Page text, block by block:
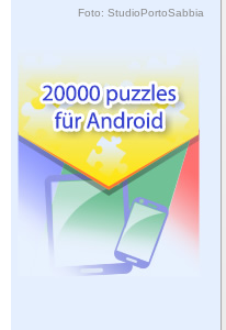
Foto: StudioPortoSabbia